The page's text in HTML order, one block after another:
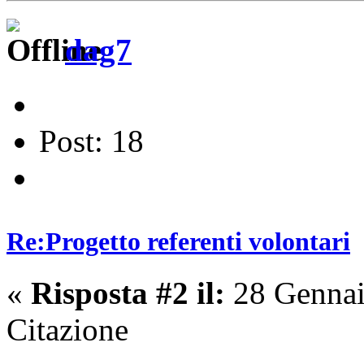
dag7
Post: 18
Re:Progetto referenti volontari
« Risposta #2 il: 28
Citazione